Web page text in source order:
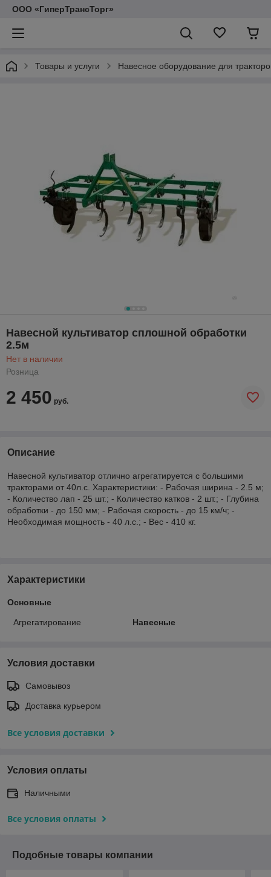
ООО «ГиперТрансТорг»
Товары и услуги Навесное оборудование для
Навесной культиватор сплошной обработки
2.5м
Нет в наличии
Розница
2 450 руб.
Описание
Навесной культиватор отлично агрегатируется с большими
тракторами от 40л.с. Характеристики: - Рабочая ширина - 2.5 м;
- Количество лап - 25 шт.; - Количество катков - 2 шт.; - Глубина
обработки - до 150 мм; - Рабочая скорость - до 15 км/ч; -
Необходимая мощность - 40 л.с.; - Вес - 410 кг.
Характеристики
Основные
Агрегатирование Навесные
Условия доставки
Самовывоз
Доставка курьером
Все условия доставки
Условия оплаты
Наличными
Все условия оплаты
Подобные товары компании